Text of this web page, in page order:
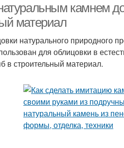
камнем
материал
натурального природного
для облицовки в
в строительный материал.